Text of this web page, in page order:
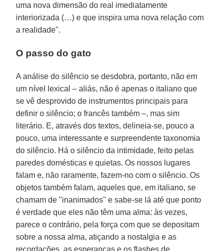
uma nova dimensão do real imediatamente
interiorizada (…) e que inspira uma nova relação com
a realidade".
O passo do gato
A análise do silêncio se desdobra, portanto, não em
um nível lexical – aliás, não é apenas o italiano que
se vê desprovido de instrumentos principais para
definir o silêncio; o francês também –, mas sim
literário. E, através dos textos, delineia-se, pouco a
pouco, uma interessante e surpreendente taxonomia
do silêncio. Há o silêncio da intimidade, feito pelas
paredes domésticas e quietas. Os nossos lugares
falam e, não raramente, fazem-no com o silêncio. Os
objetos também falam, aqueles que, em italiano, se
chamam de "inanimados" e sabe-se lá até que ponto
é verdade que eles não têm uma alma: às vezes,
parece o contrário, pela força com que se depositam
sobre a nossa alma, atiçando a nostalgia e as
recordações, as esperanças e os flashes de